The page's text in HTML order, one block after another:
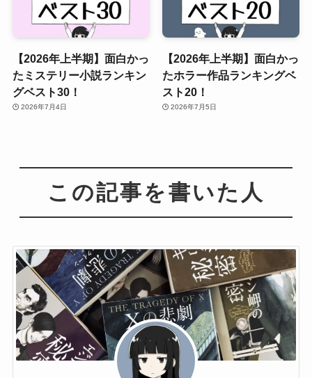
【2026年上半期】面白かっ
たミステリー小説ランキン
グベスト30！
2026年7月4日
【2026年上半期】面白かっ
たホラー作品ランキングベ
スト20！
2026年7月5日
この記事を書いた人